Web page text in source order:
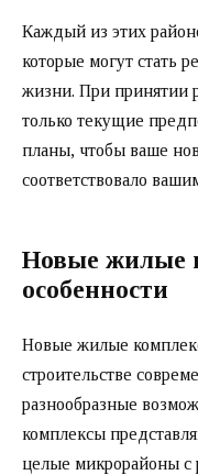
Каждый из этих
которые могут стать
жизни. При принятии
только текущие
планы, чтобы ваше
соответствовало
Новые жилые
особенности
Новые жилые
строительстве
разнообразные
комплексы
целые микрорайоны с